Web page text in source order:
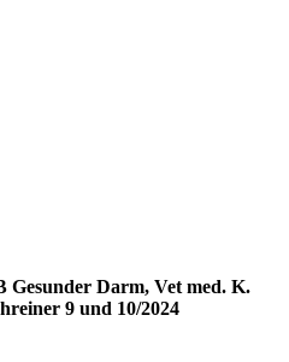
Gesunder Darm, Vet med. K.
9 und 10/2024